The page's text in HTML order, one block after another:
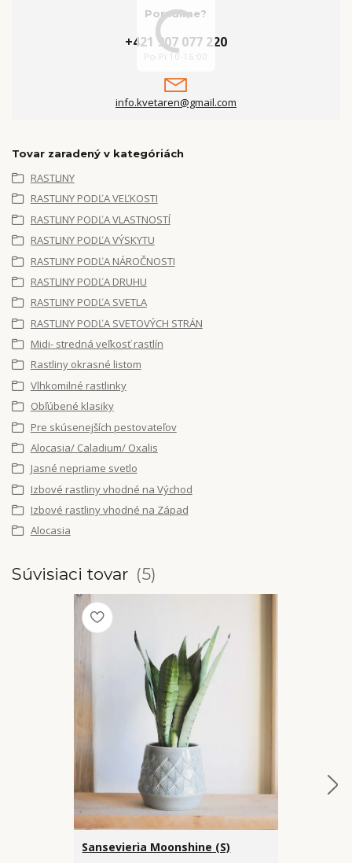
Poradíme?
+421 907 077 220
Po-Pi 10-16:00
info.kvetaren@gmail.com
Tovar zaradený v kategóriách
RASTLINY
RASTLINY PODĽA VEĽKOSTI
RASTLINY PODĽA VLASTNOSTÍ
RASTLINY PODĽA VÝSKYTU
RASTLINY PODĽA NÁROČNOSTI
RASTLINY PODĽA DRUHU
RASTLINY PODĽA SVETLA
RASTLINY PODĽA SVETOVÝCH STRÁN
Midi- stredná veľkosť rastlín
Rastliny okrasné listom
Vlhkomilné rastlinky
Obľúbené klasiky
Pre skúsenejších pestovateľov
Alocasia/ Caladium/ Oxalis
Jasné nepriame svetlo
Izbové rastliny vhodné na Východ
Izbové rastliny vhodné na Západ
Alocasia
Súvisiaci tovar 5
Sansevieria Moonshine (S)